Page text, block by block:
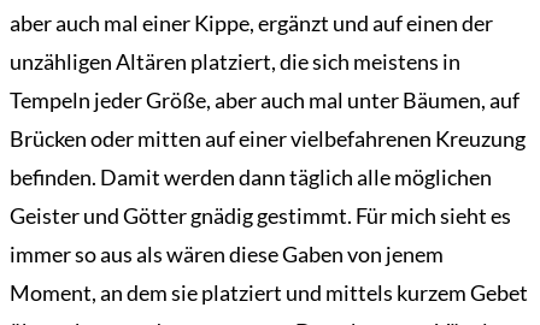
aber auch mal einer Kippe, ergänzt und auf einen der
unzähligen Altären platziert, die sich meistens in
Tempeln jeder Größe, aber auch mal unter Bäumen, auf
Brücken oder mitten auf einer vielbefahrenen Kreuzung
befinden. Damit werden dann täglich alle möglichen
Geister und Götter gnädig gestimmt. Für mich sieht es
immer so aus als wären diese Gaben von jenem
Moment, an dem sie platziert und mittels kurzem Gebet